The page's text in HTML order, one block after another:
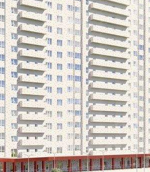
Продажа
97342 - Г. КАЛУГА,
СОЛНЕЧНЫЙ
Калужская обл
Получить контакты Посмотреть на карте
Продаётся кладовое помещение общей
-1-м этаже 19 этажного дома.[#3901194#]
505 (+2)
Навигация